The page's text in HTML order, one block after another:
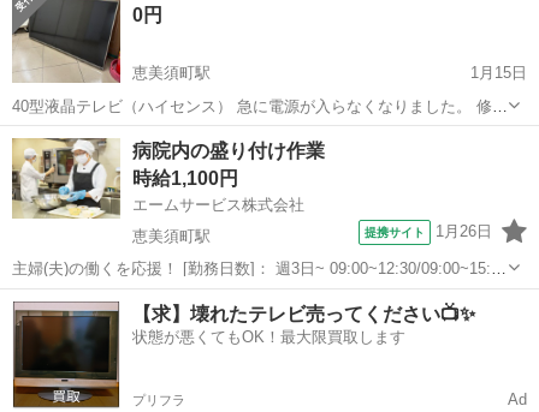
0円
恵美須町駅
1月15日
40型液晶テレビ（ハイセンス） 急に電源が入らなくなりました。 修理
出来る方、部品取りに使う方、引き取りをお願い致します。
大阪 大阪市 恵美須町駅 テレビ
病院内の盛り付け作業
時給1,100円
エームサービス株式会社
恵美須町駅
提携サイト 1月26日
主婦(夫)の働くを応援！ [勤務日数]： 週3日~ 09:00~12:30/09:00~15:00
[勤務地・最寄駅]： 大阪府大阪市浪速区日本橋5-16-15 愛染橋病
院-4324 ＜エームサービス株式会社＞ 恵美須...
大阪 大阪市 恵美須町駅 その他
【求】壊れたテレビ売ってください📺✨
状態が悪くてもOK！最大限買取します
プリフラ Ad